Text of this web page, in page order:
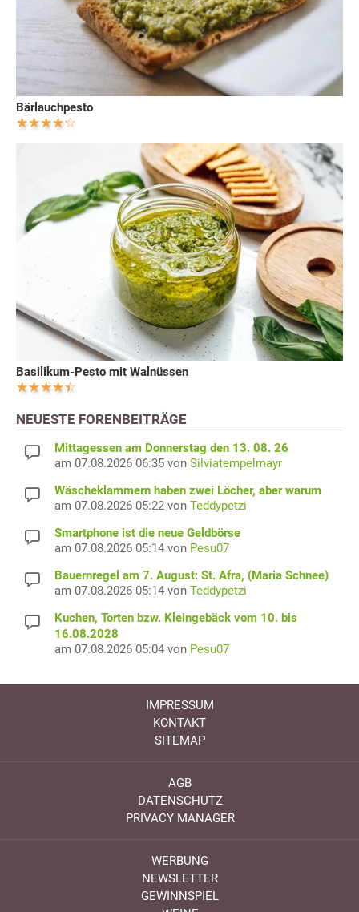
Bärlauchpesto
Basilikum-Pesto mit Walnüssen
NEUESTE FORENBEITRÄGE
Mittagessen am Donnerstag den 13. 08. 26
am 07.08.2026 06:35 von Silviatempelmayr
Wäscheklammern haben zwei Löcher, aber warum
am 07.08.2026 05:22 von Teddypetzi
Smartphone ist die neue Geldbörse
am 07.08.2026 05:14 von Pesu07
Bauernregel am 7. August: St. Afra, (Maria Schnee)
am 07.08.2026 05:14 von Teddypetzi
Kuchen, Torten bzw. Kleingebäck vom 10. bis
16.08.2028
am 07.08.2026 05:04 von Pesu07
IMPRESSUM
KONTAKT
SITEMAP
AGB
DATENSCHUTZ
PRIVACY MANAGER
WERBUNG
NEWSLETTER
GEWINNSPIEL